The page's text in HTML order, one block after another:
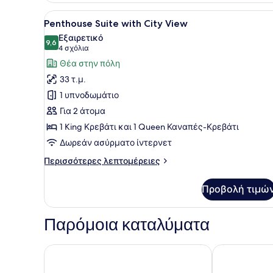
with
Balcony
Προβολή
όλων
των
φωτογραφιών
για
Penthouse
Suite
with
City
View
Ένα σύγχρονο δωμάτιο
17
Penthouse Suite with City View
9,69,6 στα 10
Εξαιρετικό
4 σχόλια
(4
σχόλια)
Θέα στην πόλη
33 τ.μ.
1 υπνοδωμάτιο
Για 2 άτομα
1 King Κρεβάτι και 1 Queen Καναπές-Κρεβάτι
Δωρεάν ασύρματο ίντερνετ
Περισσότερες λεπτομέρειες
Περισσότερες
Suite
City
Προβολή
Παρόμοια καταλύματα
Elements Rooms & Apartments Olympic